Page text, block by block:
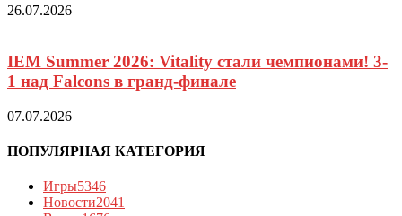
26.07.2026
IEM Summer 2026: Vitality стали чемпионами! 3-
1 над Falcons в гранд-финале
07.07.2026
ПОПУЛЯРНАЯ КАТЕГОРИЯ
Игры5346
Новости2041